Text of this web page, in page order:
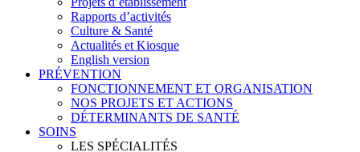
Rapports d’activités
Culture & Santé
Actualités et Kiosque
English version
PRÉVENTION
FONCTIONNEMENT ET ORGANISATION
NOS PROJETS ET ACTIONS
DÉTERMINANTS DE SANTÉ
SOINS
LES SPÉCIALITÉS